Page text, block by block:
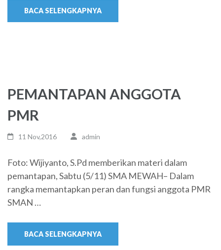
BACA SELENGKAPNYA
PEMANTAPAN ANGGOTA
PMR
11 Nov,2016 admin
Foto: Wijiyanto, S.Pd memberikan materi dalam
pemantapan, Sabtu (5/11) SMA MEWAH– Dalam
rangka memantapkan peran dan fungsi anggota PMR
SMAN …
BACA SELENGKAPNYA